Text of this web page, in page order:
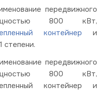
передвижного
800 кВт,
контейнер и
степени.
передвижного
800 кВт,
контейнер и